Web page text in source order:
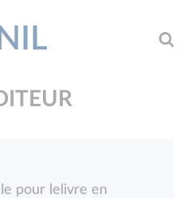
pour lelivre en